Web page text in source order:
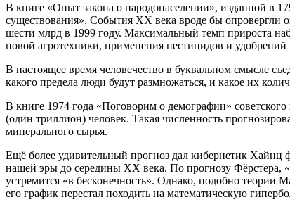
В книге «Опыт закона о народонаселении», изданной в
существования». События XX века вроде бы опровергли
шести млрд в 1999 году. Максимальный темп прироста
новой агротехники, применения пестицидов и удобрений
В настоящее время человечество в буквальном смысле
какого предела люди будут размножаться, и какое их
В книге 1974 года «Поговорим о демографии»
(один триллион) человек. Такая численность
минерального сырья.
Ещё более удивительный прогноз дал кибернетик Хайнц
нашей эры до середины XX века. По прогнозу Фёрстера,
устремится «в бесконечность». Однако, подобно теории
его график перестал походить на математическую